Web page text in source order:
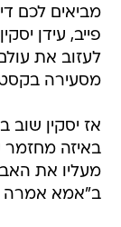
מביאים לכם
פייב, עידן
לעזוב את
מסעירה
אז יסקין שוב
באיזה מחזמר
מעליו את
ב"אמא אמרה